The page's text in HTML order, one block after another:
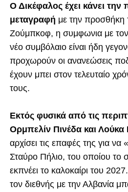
Ο Δικέφαλος έχει κάνει την
μεταγραφή με την προσθήκη
Ζούμπκοφ, η συμφωνια με τον
νέο συμβόλαιο είναι ήδη
προχωρούν οι ανανεώσεις
έχουν μπει στον τελευταίο
τους.
Εκτός φυσικά από τις
Ορμπελίν Πινέδα και Λούκα
αρχίσει τις επαφές της για να
Σταύρο Πήλιο, του οποίου το
εκπνέει το καλοκαίρι του
τον διεθνής με την Αλβανία